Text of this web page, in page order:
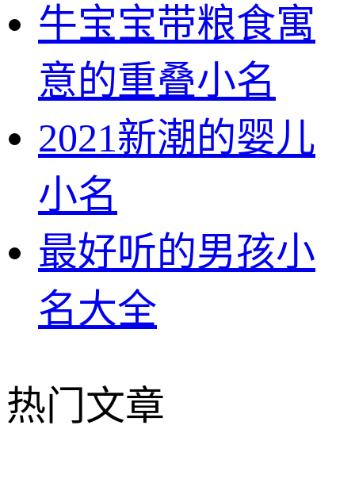
牛宝宝带粮食寓
意的重叠小名
2021新潮的婴儿
小名
最好听的男孩小
名大全
热门文章